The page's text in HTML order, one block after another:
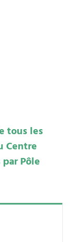
tous les
Centre
Pôle